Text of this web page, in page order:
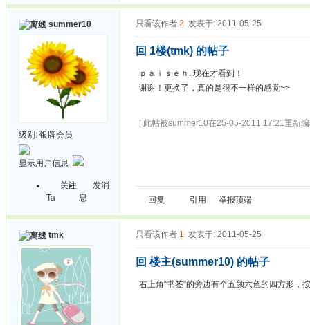
summer10
级别: 银牌会员
显示用户信息
关注
Ta
发消
息
只看该作者 2 发表于: 2011-05-25
回 1楼(tmk) 的帖子
ｐａｉｓｅｈ, 现在才看到！
谢谢！更换了，真的是很不一样的感觉~~
[ 此帖被summer10在25-05-2011 17:21重新
回复 引用 举报顶端
tmk 只看该作者 1 发表于: 2011-05-25
回 楼主(summer10) 的帖子
右上角“书签”的旁边有个五颜六色的四方形，